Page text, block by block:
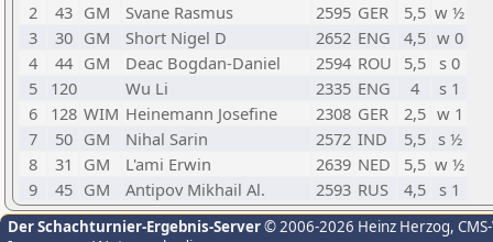
2
43 GM Svane Rasmus 2595 GER 5,5 w ½
3
30 GM Short Nigel D 2652 ENG 4,5 w 0
4
44 GM Deac Bogdan-Daniel 2594 ROU 5,5
s 0
5
120 Wu Li 2335 ENG 4
s 1
6
128 WIM Heinemann Josefine 2308 GER 2,5 w 1
7
50 GM Nihal Sarin 2572 IND 5,5
s ½
8
31 GM L'ami Erwin 2639 NED 5,5 w ½
9
45 GM Antipov Mikhail Al. 2593 RUS 4,5 s 1
Der Schachturnier-Ergebnis-Server© 2006-2026 Heinz Herzog,